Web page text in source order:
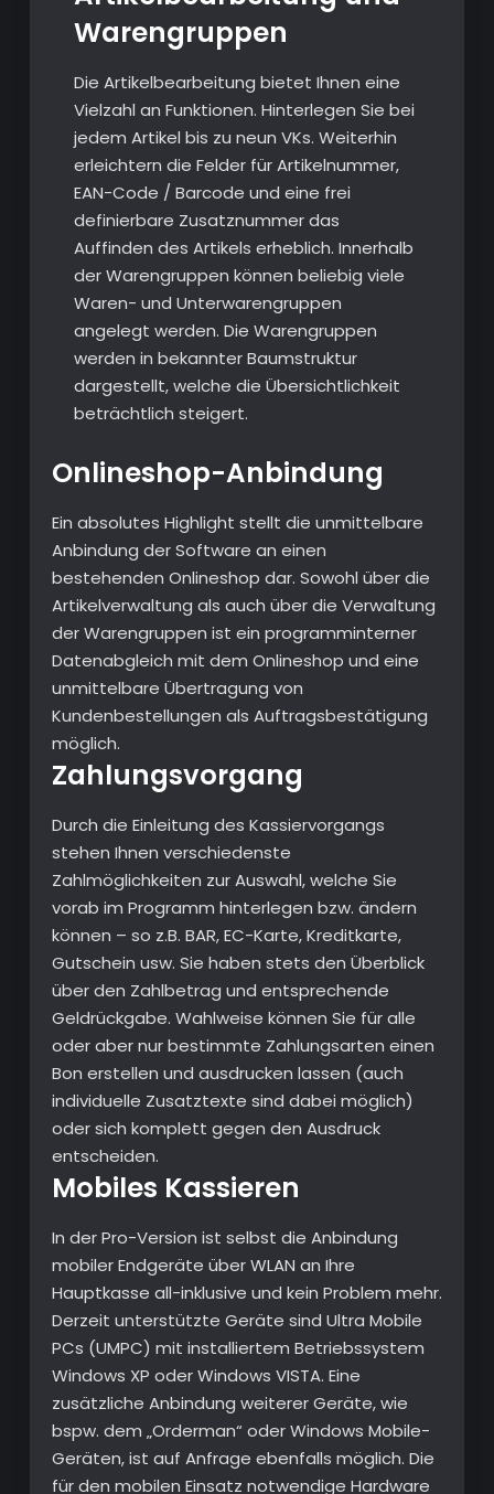
Warengruppen
Die Artikelbearbeitung bietet Ihnen eine
Vielzahl an Funktionen. Hinterlegen Sie bei
jedem Artikel bis zu neun VKs. Weiterhin
erleichtern die Felder für Artikelnummer,
EAN-Code / Barcode und eine frei
definierbare Zusatznummer das
Auffinden des Artikels erheblich. Innerhalb
der Warengruppen können beliebig viele
Waren- und Unterwarengruppen
angelegt werden. Die Warengruppen
werden in bekannter Baumstruktur
dargestellt, welche die Übersichtlichkeit
beträchtlich steigert.
Onlineshop-Anbindung
Ein absolutes Highlight stellt die unmittelbare
Anbindung der Software an einen
bestehenden Onlineshop dar. Sowohl über die
Artikelverwaltung als auch über die Verwaltung
der Warengruppen ist ein programminterner
Datenabgleich mit dem Onlineshop und eine
unmittelbare Übertragung von
Kundenbestellungen als Auftragsbestätigung
möglich.
Zahlungsvorgang
Durch die Einleitung des Kassiervorgangs
stehen Ihnen verschiedenste
Zahlmöglichkeiten zur Auswahl, welche Sie
vorab im Programm hinterlegen bzw. ändern
können – so z.B. BAR, EC-Karte, Kreditkarte,
Gutschein usw. Sie haben stets den Überblick
über den Zahlbetrag und entsprechende
Geldrückgabe. Wahlweise können Sie für alle
oder aber nur bestimmte Zahlungsarten einen
Bon erstellen und ausdrucken lassen (auch
individuelle Zusatztexte sind dabei möglich)
oder sich komplett gegen den Ausdruck
entscheiden.
Mobiles Kassieren
In der Pro-Version ist selbst die Anbindung
mobiler Endgeräte über WLAN an Ihre
Hauptkasse all-inklusive und kein Problem mehr.
Derzeit unterstützte Geräte sind Ultra Mobile
PCs (UMPC) mit installiertem Betriebssystem
Windows XP oder Windows VISTA. Eine
zusätzliche Anbindung weiterer Geräte, wie
bspw. dem „Orderman“ oder Windows Mobile-
Geräten, ist auf Anfrage ebenfalls möglich. Die
für den mobilen Einsatz notwendige Hardware